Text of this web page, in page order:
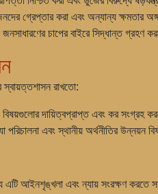
গ্রেপ্তার করা এবং অন্যান্য ক্ষমতার
চাপের বাইরে সিদ্ধান্ত গ্রহণ
স্বায়ত্তশাসন রাখতো:
বিষয়গুলোর দায়িত্বপ্রাপ্ত এবং কর সংগ্রহ
পরিচালনা এবং স্থানীয় অর্থনীতির উন্নয়ন
এটি আইনশৃঙ্খলা এবং ন্যায় সংরক্ষণ করতে